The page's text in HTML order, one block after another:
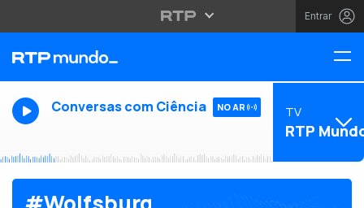
Entrar
Conversas com Ciência NO AR TV
RTP